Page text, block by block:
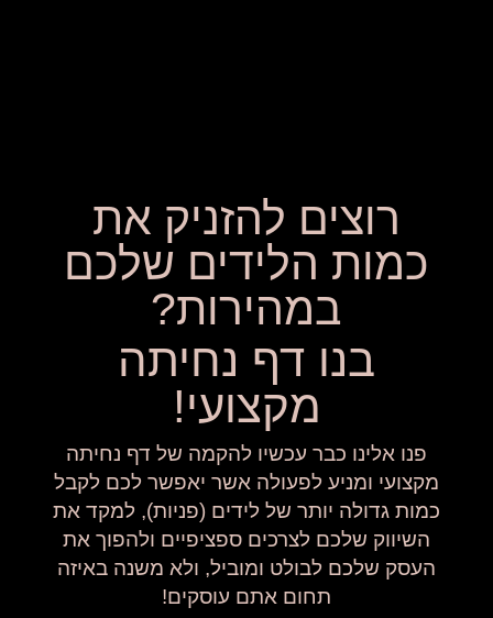
רוצים להזניק את
כמות הלידים שלכם
במהירות?
בנו דף נחיתה
מקצועי!
פנו אלינו כבר עכשיו להקמה של דף נחיתה
מקצועי ומניע לפעולה אשר יאפשר לכם לקבל
כמות גדולה יותר של לידים (פניות), למקד את
השיווק שלכם לצרכים ספציפיים ולהפוך את
העסק שלכם לבולט ומוביל, ולא משנה באיזה
תחום אתם עוסקים!